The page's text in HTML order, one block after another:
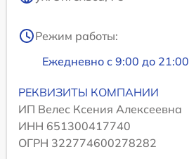
Режим работы:
Ежедневно с 9:00 до 21:00
РЕКВИЗИТЫ КОМПАНИИ
ИП Велес Ксения Алексеевна
ИНН 651300417740
ОГРН 322774600278282